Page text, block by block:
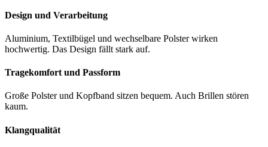
Design und Verarbeitung
Aluminium, Textilbügel und wechselbare Polster wirken
hochwertig. Das Design fällt stark auf.
Tragekomfort und Passform
Große Polster und Kopfband sitzen bequem. Auch Brillen stören
kaum.
Klangqualität